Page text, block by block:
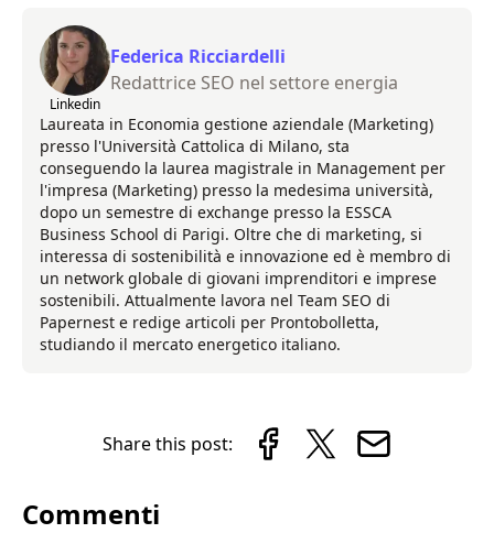
Linkedin
Federica Ricciardelli
Redattrice SEO nel settore energia
Laureata in Economia gestione aziendale (Marketing)
presso l'Università Cattolica di Milano, sta
conseguendo la laurea magistrale in Management per
l'impresa (Marketing) presso la medesima università,
dopo un semestre di exchange presso la ESSCA
Business School di Parigi. Oltre che di marketing, si
interessa di sostenibilità e innovazione ed è membro di
un network globale di giovani imprenditori e imprese
sostenibili. Attualmente lavora nel Team SEO di
Papernest e redige articoli per Prontobolletta,
studiando il mercato energetico italiano.
Share this post:
Commenti